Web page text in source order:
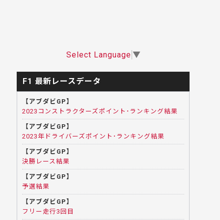
Select Language ▼
F1 最新レースデータ
【アブダビGP】
2023コンストラクターズポイント･ランキング結果
【アブダビGP】
2023年ドライバーズポイント･ランキング結果
【アブダビGP】
決勝レース結果
【アブダビGP】
予選結果
【アブダビGP】
フリー走行3回目